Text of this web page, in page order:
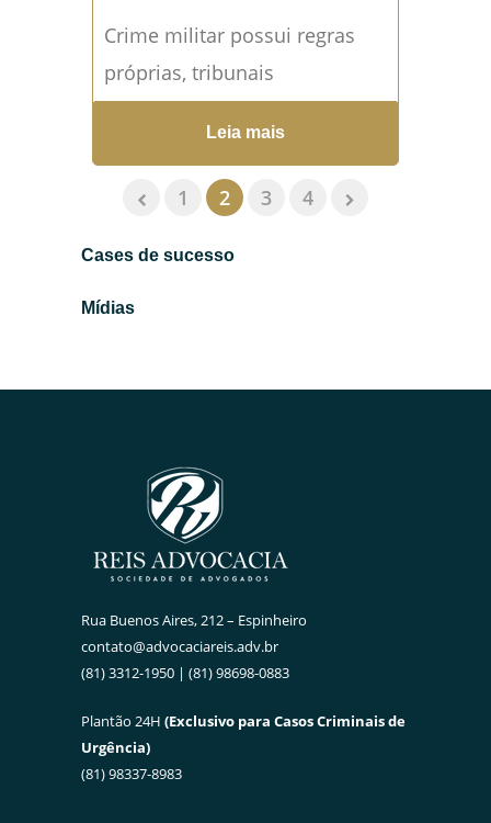
Crime militar possui regras
próprias, tribunais
especializados e
procedimentos distintos do
sistema penal comum.
Compreender esse universo
jurídico é fundamental,
especialmente para...
Leia mais
1 2 3 4
Cases de sucesso
Mídias
Rua Buenos Aires, 212 – Espinheiro
contato@advocaciareis.adv.br
(81) 3312-1950 | (81) 98698-0883
Plantão 24H (Exclusivo para Casos Criminais de
Urgência)
(81) 98337-8983